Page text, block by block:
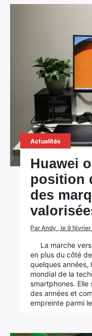
Actualités
Huawei
position
des
Par Andy , le 9
La marche
en plus du côté
quelques années,
mondial de la
smartphones. Elle
des années et
empreinte parmi